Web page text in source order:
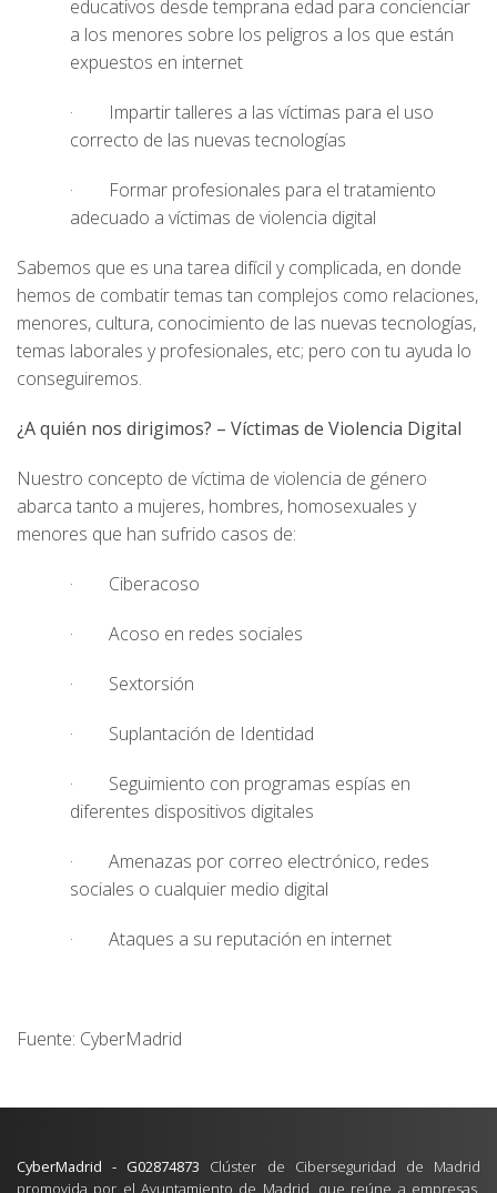
educativos desde temprana edad para concienciar
a los menores sobre los peligros a los que están
expuestos en internet
· Impartir talleres a las víctimas para el uso
correcto de las nuevas tecnologías
· Formar profesionales para el tratamiento
adecuado a víctimas de violencia digital
Sabemos que es una tarea difícil y complicada, en donde
hemos de combatir temas tan complejos como relaciones,
menores, cultura, conocimiento de las nuevas tecnologías,
temas laborales y profesionales, etc; pero con tu ayuda lo
conseguiremos.
¿A quién nos dirigimos? – Víctimas de Violencia Digital
Nuestro concepto de víctima de violencia de género
abarca tanto a mujeres, hombres, homosexuales y
menores que han sufrido casos de:
· Ciberacoso
· Acoso en redes sociales
· Sextorsión
· Suplantación de Identidad
· Seguimiento con programas espías en
diferentes dispositivos digitales
· Amenazas por correo electrónico, redes
sociales o cualquier medio digital
· Ataques a su reputación en internet
Fuente: CyberMadrid
CyberMadrid - G02874873 Clúster de Ciberseguridad de Madrid
promovida por el Ayuntamiento de Madrid, que reúne a empresas,